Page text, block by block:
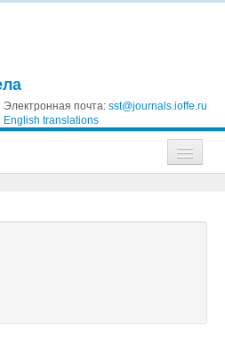
Электронная почта: sst@journals.ioffe.ru
English translations
физики